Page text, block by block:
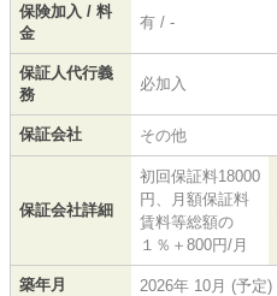
保険加入 / 料
金
有 / -
保証人代行義
務
必加入
保証会社 その他
保証会社詳細
初回保証料18000
円、月額保証料
賃料等総額の
１％＋800円/月
築年月 2026年 10月 (予定)